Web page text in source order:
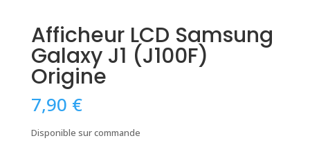
Afficheur LCD Samsung
Galaxy J1 (J100F)
Origine
7,90 €
Disponible sur commande